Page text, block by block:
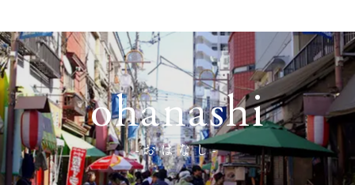
ohanashi
-おはなし-